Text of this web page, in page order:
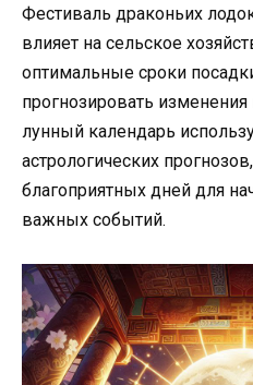
Фестиваль драконьих
влияет на сельское
оптимальные сроки
прогнозировать
лунный календарь
астрологических
благоприятных дней для
важных событий.